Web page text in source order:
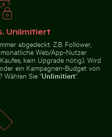
Sonnenuntergang über Steg mit
Strohdachunterstand
Toronto vom Ontariosee
Reiher fängt Fisch in den
Reiher fängt Fisch in den klaren
Gewässern von Holbox Island
Hand hält Spiegel mit
Unlimitiert
abgedeckt: Z.B. Follower,
Web/App-Nutzer
kein Upgrade nötig). Wird
ein Kampagnen-Budget von
Sie “Unlimitiert”.